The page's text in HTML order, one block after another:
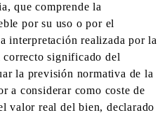
que comprende la
por su uso o por el
interpretación realizada por la
significado del
la previsión normativa de la
a considerar como coste de
valor real del bien, declarado